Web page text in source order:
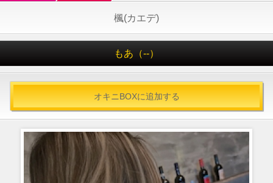
楓(カエデ)
もあ（--）
オキニBOXに追加する